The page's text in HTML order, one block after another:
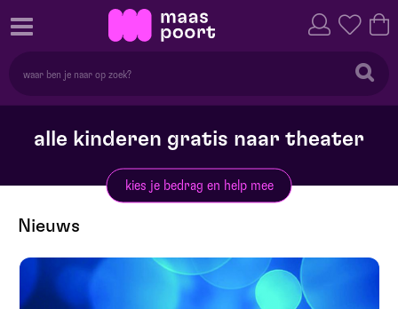
alle kinderen gratis naar theater
kies je bedrag en help mee
Nieuws